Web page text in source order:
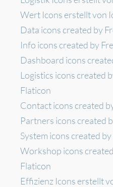
Wert Icons erstellt von
Data icons created by
Info icons created by
Dashboard icons
Logistics icons created
Flaticon
Contact icons created
Partners icons created
System icons created
Workshop icons
Flaticon
Effizienz Icons erstellt